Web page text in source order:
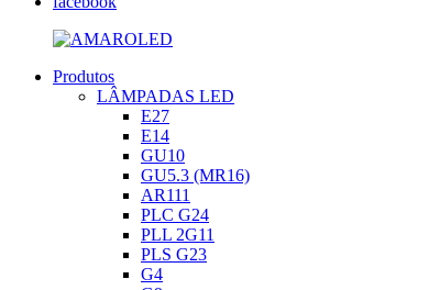
AMAROLED
Iluminação
Produtos
LÂMPADAS LED
E27
E14
GU10
GU5.3 (MR16)
AR111
PLC G24
PLL 2G11
PLS G23
G4